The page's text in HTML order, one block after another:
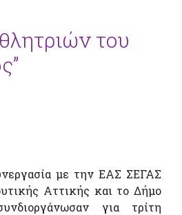
του
με την ΕΑΣ ΣΕΓΑΣ
Αττικής και το Δήμο
για τρίτη